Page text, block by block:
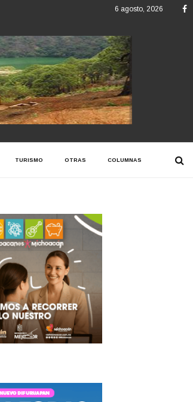
6 agosto, 2026
TURISMO OTRAS COLUMNAS